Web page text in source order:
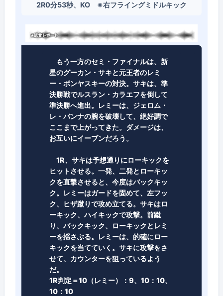
2R0分53秒、KO ※右フライングミドルキック
もう一方のセミ・ファイナルは、新
星のグーカン・サキと元王者のレミ
ー・ボンヤスキーの対決。サキは、準
決勝戦でルスラン・カラエフを倒して
準決勝へ進出。レミーは、ジェロム・
レ・バンナの腕を破壊して、絶好調で
ここまで上がってきた。ダメージは、
お互いにイーブンだろう。
1R、サキは予想通りにローキックを
ヒットさせる。一発、二発とローキッ
クを直撃させると、今度はバックキッ
ク。レミーはガードを固めて、左フッ
ク、ヒザ蹴りで攻め立てる。サキはロ
ーキック、ハイキックで攻撃。前蹴
り、バックキック、ローキックとレミ
ーを揺さぶる。レミーは、的確にロー
キックを当てていく。サキに攻撃をさ
せて、カウンターを狙っているよう
だ。
1R判定＝10（レミー）：9、10：10、
10：10